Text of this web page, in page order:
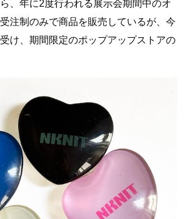
、年に2度行われる展示会期間中のオ
注制のみで商品を販売しているが、今
け、期間限定のポップアップストアの